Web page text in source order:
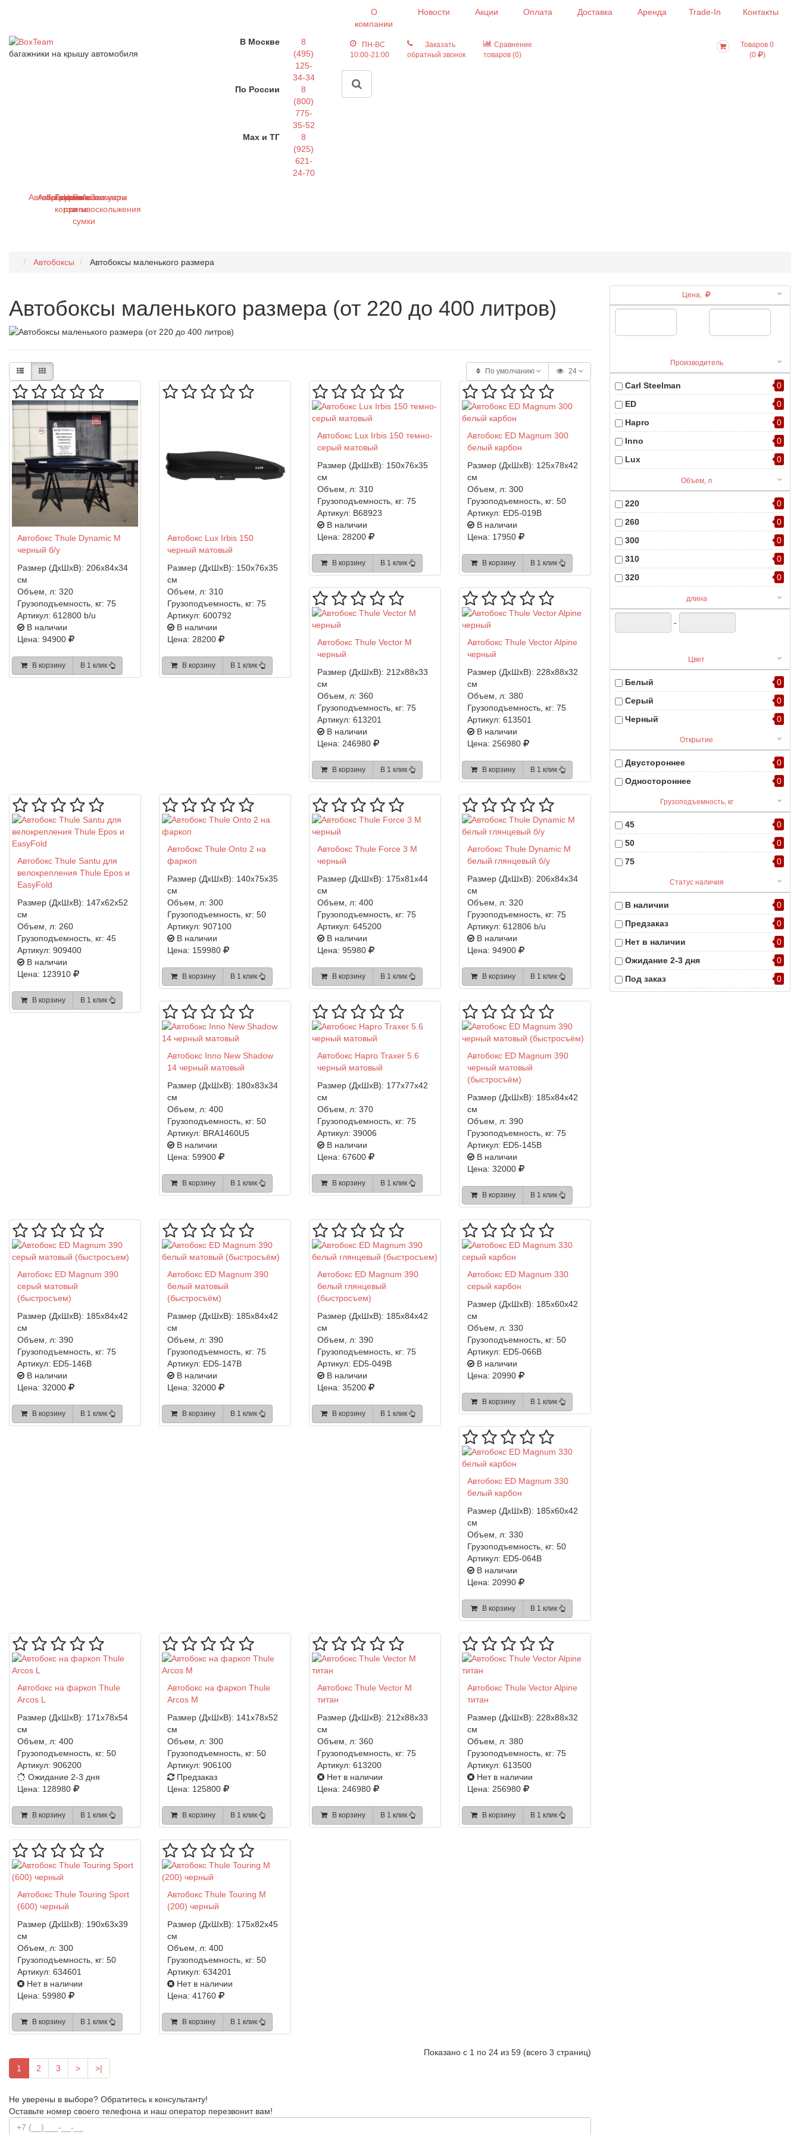
О
компании
Новости Акции Оплата Доставка Аренда Trade-In Контакты
багажники на крышу автомобиля
В Москве
8
(495)
125-
34-34
По России
8
(800)
775-
35-52
Max и ТГ
8
(925)
621-
24-70
ПН-ВС
10:00-21:00
Заказать
обратный звонок
Сравнение
товаров (0)
Товаров 0
(0
)
Автобагажники
Автобоксы
Крепления
Грузовые
корзины
Цепи
противоскольжения
Рюкзаки
и
сумки
Аксессуары
Запчасти
Автобоксы Автобоксы маленького размера
Автобоксы маленького размера (от 220 до 400 литров)
По умолчанию 24
Автобокс Thule Dynamic M
черный б/у
Размер (ДхШхВ): 206x84x34
см
Объем, л: 320
Грузоподъемность, кг: 75
Артикул: 612800 b/u
В наличии
Цена: 94900
В корзину В 1 клик
Автобокс Lux Irbis 150
черный матовый
Размер (ДхШхВ): 150x76x35
см
Объем, л: 310
Грузоподъемность, кг: 75
Артикул: 600792
В наличии
Цена: 28200
В корзину В 1 клик
Автобокс Lux Irbis 150 темно-
серый матовый
Размер (ДхШхВ): 150x76x35
см
Объем, л: 310
Грузоподъемность, кг: 75
Артикул: B68923
В наличии
Цена: 28200
В корзину В 1 клик
Автобокс ED Magnum 300
белый карбон
Размер (ДхШхВ): 125x78x42
см
Объем, л: 300
Грузоподъемность, кг: 50
Артикул: ED5-019B
В наличии
Цена: 17950
В корзину В 1 клик
Автобокс Thule Vector M
черный
Размер (ДхШхВ): 212x88x33
см
Объем, л: 360
Грузоподъемность, кг: 75
Артикул: 613201
В наличии
Цена: 246980
В корзину В 1 клик
Автобокс Thule Vector Alpine
черный
Размер (ДхШхВ): 228x88x32
см
Объем, л: 380
Грузоподъемность, кг: 75
Артикул: 613501
В наличии
Цена: 256980
В корзину В 1 клик
Автобокс Thule Santu для
велокрепления Thule Epos и
EasyFold
Размер (ДхШхВ): 147x62x52
см
Объем, л: 260
Грузоподъемность, кг: 45
Артикул: 909400
В наличии
Цена: 123910
В корзину В 1 клик
Автобокс Thule Onto 2 на
фаркоп
Размер (ДхШхВ): 140x75x35
см
Объем, л: 300
Грузоподъемность, кг: 50
Артикул: 907100
В наличии
Цена: 159980
В корзину В 1 клик
Автобокс Thule Force 3 M
черный
Размер (ДхШхВ): 175x81x44
см
Объем, л: 400
Грузоподъемность, кг: 75
Артикул: 645200
В наличии
Цена: 95980
В корзину В 1 клик
Автобокс Thule Dynamic M
белый глянцевый б/у
Размер (ДхШхВ): 206x84x34
см
Объем, л: 320
Грузоподъемность, кг: 75
Артикул: 612806 b/u
В наличии
Цена: 94900
В корзину В 1 клик
Автобокс Inno New Shadow
14 черный матовый
Размер (ДхШхВ): 180x83x34
см
Объем, л: 400
Грузоподъемность, кг: 50
Артикул: BRA1460U5
В наличии
Цена: 59900
В корзину В 1 клик
Автобокс Hapro Traxer 5.6
черный матовый
Размер (ДхШхВ): 177x77x42
см
Объем, л: 370
Грузоподъемность, кг: 75
Артикул: 39006
В наличии
Цена: 67600
В корзину В 1 клик
Автобокс ED Magnum 390
черный матовый
(быстросъём)
Размер (ДхШхВ): 185x84x42
см
Объем, л: 390
Грузоподъемность, кг: 75
Артикул: ED5-145B
В наличии
Цена: 32000
В корзину В 1 клик
Автобокс ED Magnum 390
серый матовый
(быстросъем)
Размер (ДхШхВ): 185x84x42
см
Объем, л: 390
Грузоподъемность, кг: 75
Артикул: ED5-146B
В наличии
Цена: 32000
В корзину В 1 клик
Автобокс ED Magnum 390
белый матовый
(быстросъём)
Размер (ДхШхВ): 185x84x42
см
Объем, л: 390
Грузоподъемность, кг: 75
Артикул: ED5-147B
В наличии
Цена: 32000
В корзину В 1 клик
Автобокс ED Magnum 390
белый глянцевый
(быстросъем)
Размер (ДхШхВ): 185x84x42
см
Объем, л: 390
Грузоподъемность, кг: 75
Артикул: ED5-049B
В наличии
Цена: 35200
В корзину В 1 клик
Автобокс ED Magnum 330
серый карбон
Размер (ДхШхВ): 185x60x42
см
Объем, л: 330
Грузоподъемность, кг: 50
Артикул: ED5-066B
В наличии
Цена: 20990
В корзину В 1 клик
Автобокс ED Magnum 330
белый карбон
Размер (ДхШхВ): 185x60x42
см
Объем, л: 330
Грузоподъемность, кг: 50
Артикул: ED5-064B
В наличии
Цена: 20990
В корзину В 1 клик
Автобокс на фаркоп Thule
Arcos L
Размер (ДхШхВ): 171x78x54
см
Объем, л: 400
Грузоподъемность, кг: 50
Артикул: 906200
Ожидание 2-3 дня
Цена: 128980
В корзину В 1 клик
Автобокс на фаркоп Thule
Arcos M
Размер (ДхШхВ): 141x78x52
см
Объем, л: 300
Грузоподъемность, кг: 50
Артикул: 906100
Предзаказ
Цена: 125800
В корзину В 1 клик
Автобокс Thule Vector M
титан
Размер (ДхШхВ): 212x88x33
см
Объем, л: 360
Грузоподъемность, кг: 75
Артикул: 613200
Нет в наличии
Цена: 246980
В корзину В 1 клик
Автобокс Thule Vector Alpine
титан
Размер (ДхШхВ): 228x88x32
см
Объем, л: 380
Грузоподъемность, кг: 75
Артикул: 613500
Нет в наличии
Цена: 256980
В корзину В 1 клик
Автобокс Thule Touring Sport
(600) черный
Размер (ДхШхВ): 190x63x39
см
Объем, л: 300
Грузоподъемность, кг: 50
Артикул: 634601
Нет в наличии
Цена: 59980
В корзину В 1 клик
Автобокс Thule Touring M
(200) черный
Размер (ДхШхВ): 175x82x45
см
Объем, л: 400
Грузоподъемность, кг: 50
Артикул: 634201
Нет в наличии
Цена: 41760
В корзину В 1 клик
1 2 3 > >|
Показано с 1 по 24 из 59 (всего 3 страниц)
Не уверены в выборе? Обратитесь к консультанту!
Оставьте номер своего телефона и наш оператор перезвонит вам!
Цена,
Производитель
Carl Steelman
0
ED
0
Hapro
0
Inno
0
Lux
0
0
0
Объем, л
220
0
260
0
300
0
310
0
320
0
0
350
360
380
0
390
0
400
0
длина
-
Цвет
Белый
0
Серый
0
Черный
0
Открытие
Двустороннее
0
Одностороннее
0
Грузоподъемность, кг
45
0
50
0
75
0
Статус наличия
В наличии
0
Предзаказ
0
Нет в наличии
0
Ожидание 2-3 дня
0
Под заказ
0